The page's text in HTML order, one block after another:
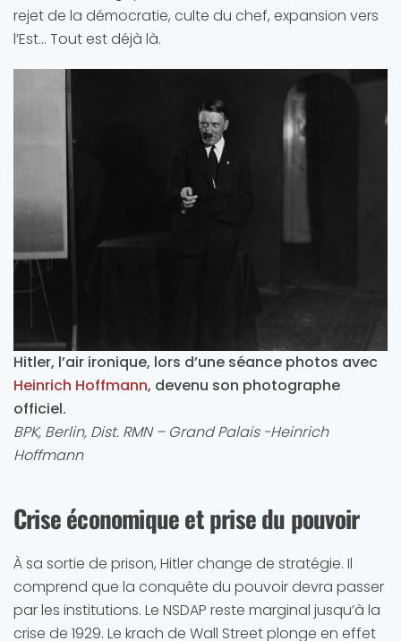
rejet de la démocratie, culte du chef, expansion vers
l’Est… Tout est déjà là.
Hitler, l’air ironique, lors d’une séance photos avec
Heinrich Hoffmann, devenu son photographe
officiel.
BPK, Berlin, Dist. RMN – Grand Palais -Heinrich
Hoffmann
Crise économique et prise du pouvoir
À sa sortie de prison, Hitler change de stratégie. Il
comprend que la conquête du pouvoir devra passer
par les institutions. Le NSDAP reste marginal jusqu’à la
crise de 1929. Le krach de Wall Street plonge en effet